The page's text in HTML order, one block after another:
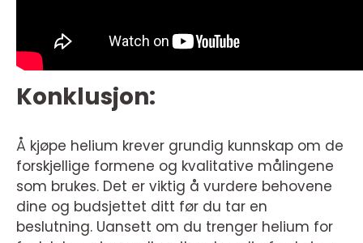
Konklusjon:
Å kjøpe helium krever grundig kunnskap om de
forskjellige formene og kvalitative målingene
som brukes. Det er viktig å vurdere behovene
dine og budsjettet ditt før du tar en
beslutning. Uansett om du trenger helium for